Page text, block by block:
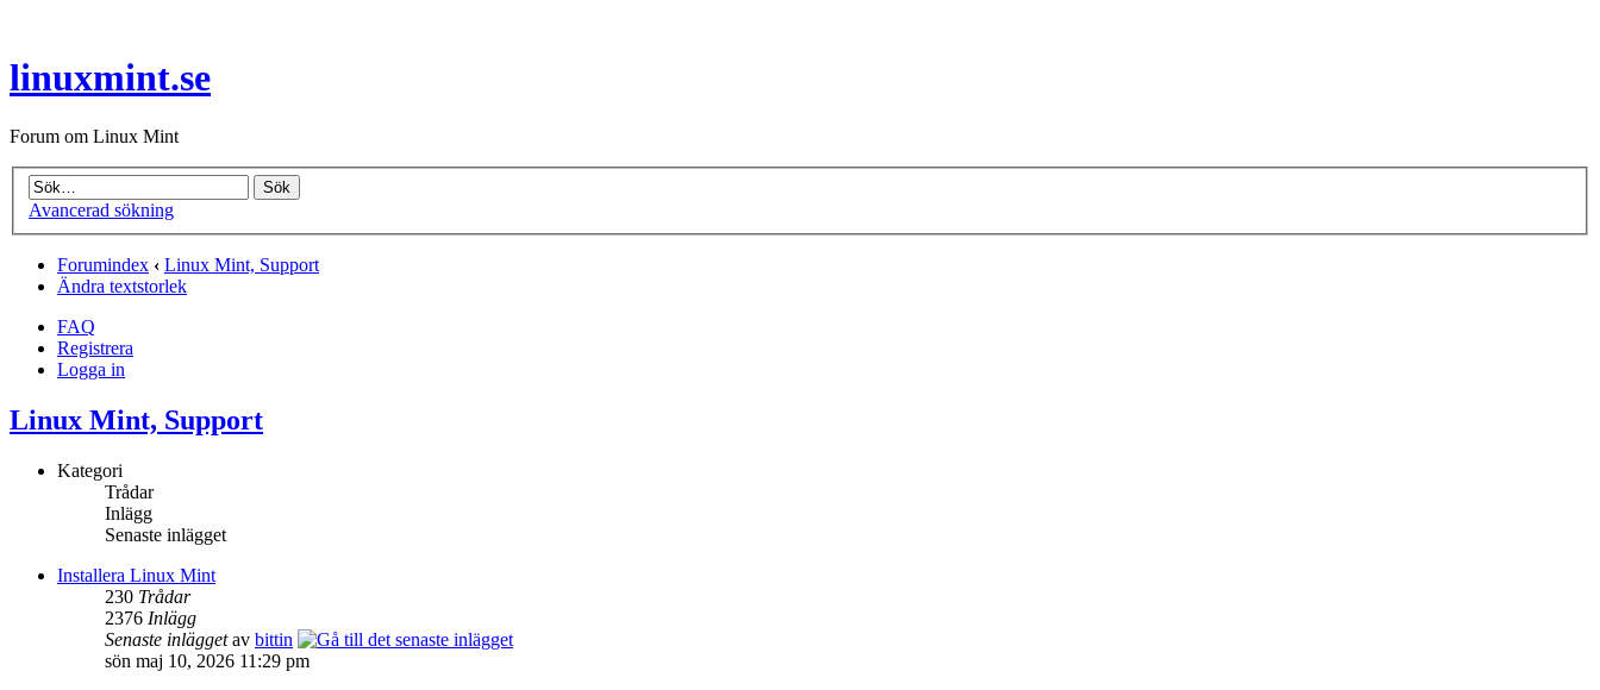
linuxmint.se
Forum om Linux Mint
Avancerad sökning
Forumindex ‹ Linux Mint, Support
Ändra textstorlek
FAQ
Registrera
Logga in
Linux Mint, Support
Kategori
Trådar
Inlägg
Senaste inlägget
Installera Linux Mint
230 Trådar
2376 Inlägg
Senaste inläggetav bittin
sön maj 10, 2026 11:29 pm